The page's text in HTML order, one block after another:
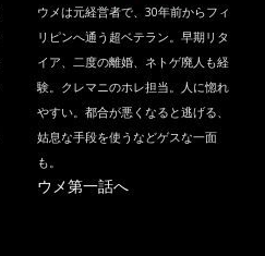
ウメは元経営者で、30年前からフィ
リピンへ通う超ベテラン。早期リタ
イア、二度の離婚、ネトゲ廃人も経
験。クレマニのホレ担当。人に惚れ
やすい。都合が悪くなると逃げる、
姑息な手段を使うなどゲスな一面
も。
ウメ第一話へ